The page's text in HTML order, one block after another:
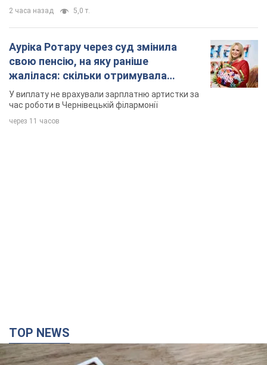
2 часа назад 5,0 т.
Ауріка Ротару через суд змінила
свою пенсію, на яку раніше
жалілася: скільки отримувала
співачка
У виплату не врахували зарплатню артистки за
час роботи в Чернівецькій філармонії
через 11 часов
TOP NEWS